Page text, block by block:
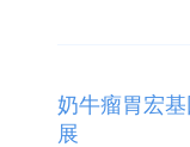
奶牛瘤胃宏
展